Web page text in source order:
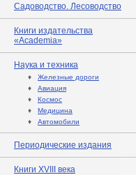
Садоводство. Лесоводство
Книги издательства
«Academia»
Наука и техника
♦ Железные дороги
♦ Авиация
♦ Космос
♦ Медицина
♦ Автомобили
Периодические издания
Книги XVIII века